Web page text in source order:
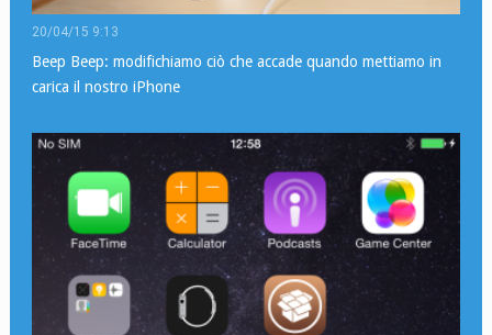
20/04/15 9:13
Beep Beep: modifichiamo ciò che accade quando mettiamo in
carica il nostro iPhone